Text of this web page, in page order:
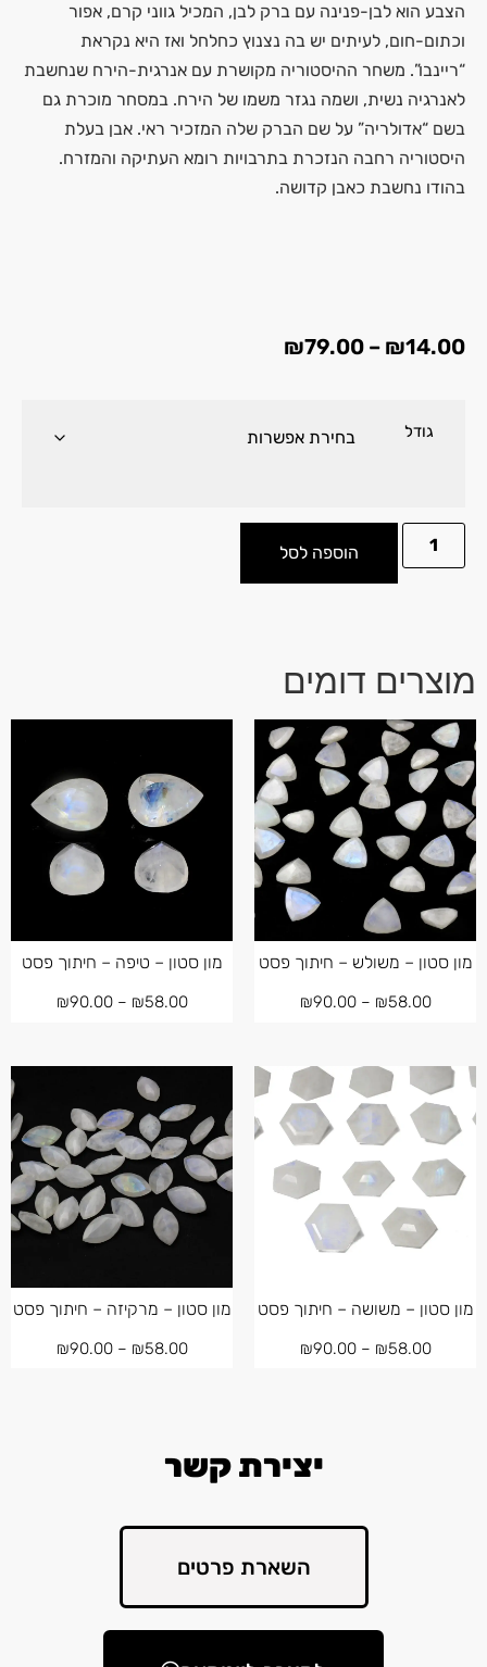
הצבע הוא לבן-פנינה עם ברק לבן, המכיל גווני קרם, אפור
וכתום-חום, לעיתים יש בה נצנוץ כחלחל ואז היא נקראת
“ריינבו”. משחר ההיסטוריה מקושרת עם אנרגית-הירח שנחשבת
לאנרגיה נשית, ושמה נגזר משמו של הירח. במסחר מוכרת גם
בשם “אדולריה” על שם הברק שלה המזכיר ראי. אבן בעלת
היסטוריה רחבה הנזכרת בתרבויות רומא העתיקה והמזרח.
בהודו נחשבת כאבן קדושה.
₪14.00
–
₪79.00
גודל
הוספה לסל
מוצרים דומים
מון סטון – משולש – חיתוך פסט
₪58.00
–
₪90.00
מון סטון – טיפה – חיתוך פסט
₪58.00
–
₪90.00
מון סטון – משושה – חיתוך פסט
₪58.00
–
₪90.00
מון סטון – מרקיזה – חיתוך פסט
₪58.00
–
₪90.00
יצירת קשר
השארת פרטים